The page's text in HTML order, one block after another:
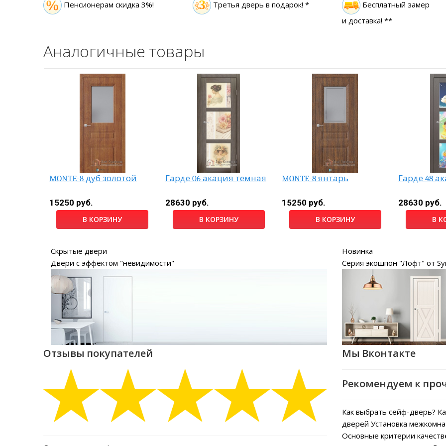
Пенсионерам скидка 3%! Третья дверь в подарок! *
Бесплатный замер
и доставка! **
Аналогичные товары
MONTE-8 дуб золотой
15250 руб.
В КОРЗИНУ
Гарде 06 акация темная
28630 руб.
В КОРЗИНУ
MONTE-8 янтарь
15250 руб.
В КОРЗИНУ
Гарде 48
28630 руб.
В
Скрытые двери
Двери с эффектом "невидимости"
Новинка
Серия экошпон "Лофт" от
Отзывы покупателей Мы Вконтакте
Рекомендуем к
Как выбрать сейф-дверь?
дверей Установка
Основные критерии